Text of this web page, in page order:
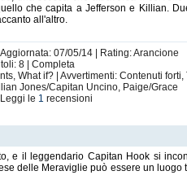
che capita a Jefferson e Killian.
all'altro.
07/05/14 | Rating: Arancione
8 | Completa
What if? | Avvertimenti: Contenuti
Jones/Capitan Uncino, Paige/Grace
le 1 recensioni
e il leggendario Capitan Hook si
delle Meraviglie può essere un